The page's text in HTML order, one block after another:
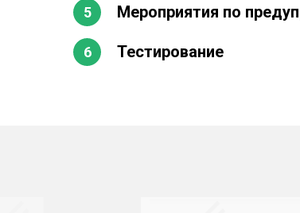
Мероприятия по
Тестирование